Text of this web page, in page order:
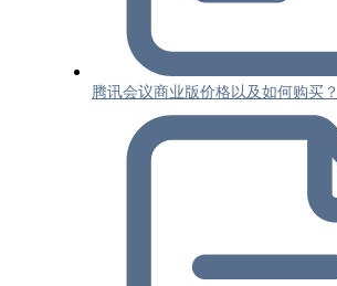
腾讯会议商业版价格以及如何购买？